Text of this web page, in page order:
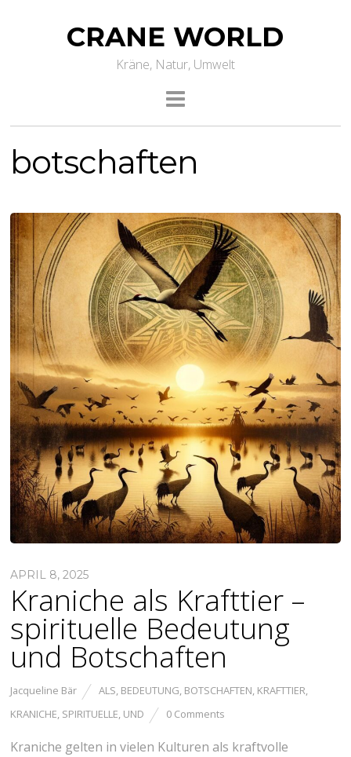
CRANE WORLD
Kräne, Natur, Umwelt
botschaften
APRIL 8, 2025
Kraniche als Krafttier –
spirituelle Bedeutung
und Botschaften
Jacqueline Bär ALS, BEDEUTUNG, BOTSCHAFTEN, KRAFTTIER,
KRANICHE, SPIRITUELLE, UND 0 Comments
Kraniche gelten⁢ in vielen Kulturen als kraftvolle